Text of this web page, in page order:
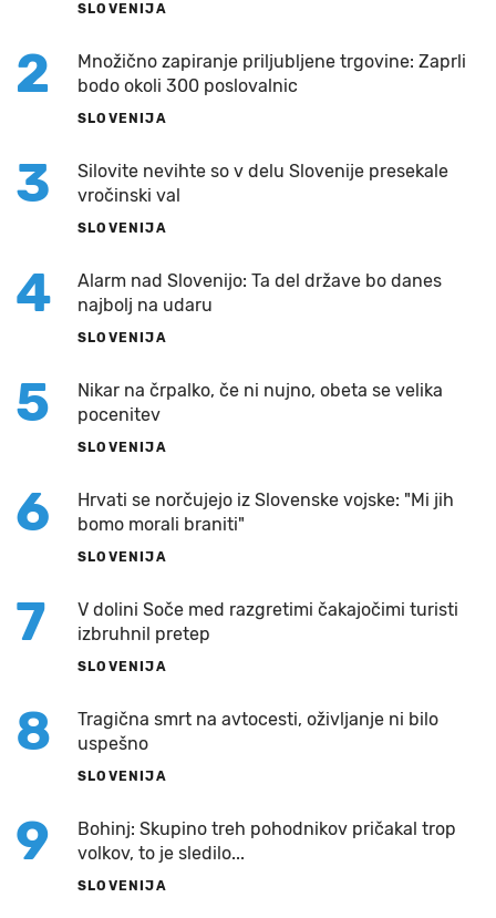
SLOVENIJA
2
Množično zapiranje priljubljene trgovine: Zaprli
bodo okoli 300 poslovalnic
SLOVENIJA
3
Silovite nevihte so v delu Slovenije presekale
vročinski val
SLOVENIJA
4
Alarm nad Slovenijo: Ta del države bo danes
najbolj na udaru
SLOVENIJA
5
Nikar na črpalko, če ni nujno, obeta se velika
pocenitev
SLOVENIJA
6
Hrvati se norčujejo iz Slovenske vojske: "Mi jih
bomo morali braniti"
SLOVENIJA
7
V dolini Soče med razgretimi čakajočimi turisti
izbruhnil pretep
SLOVENIJA
8
Tragična smrt na avtocesti, oživljanje ni bilo
uspešno
SLOVENIJA
9
Bohinj: Skupino treh pohodnikov pričakal trop
volkov, to je sledilo...
SLOVENIJA